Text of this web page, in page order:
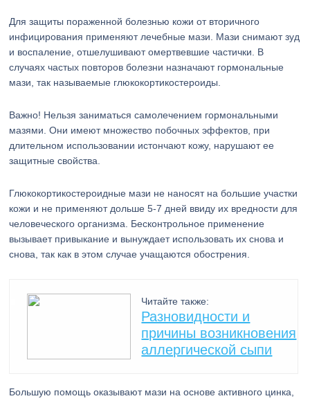
Для защиты пораженной болезнью кожи от вторичного
инфицирования применяют лечебные мази. Мази снимают зуд
и воспаление, отшелушивают омертвевшие частички. В
случаях частых повторов болезни назначают гормональные
мази, так называемые глюкокортикостероиды.
Важно! Нельзя заниматься самолечением гормональными
мазями. Они имеют множество побочных эффектов, при
длительном использовании истончают кожу, нарушают ее
защитные свойства.
Глюкокортикостероидные мази не наносят на большие участки
кожи и не применяют дольше 5-7 дней ввиду их вредности для
человеческого организма. Бесконтрольное применение
вызывает привыкание и вынуждает использовать их снова и
снова, так как в этом случае учащаются обострения.
Читайте также:
Разновидности и
причины возникновения
аллергической сыпи
Большую помощь оказывают мази на основе активного цинка,